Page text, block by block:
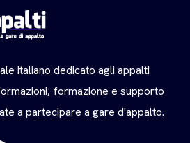
italiano dedicato agli appalti
formazione e supporto
a partecipare a gare d'appalto.